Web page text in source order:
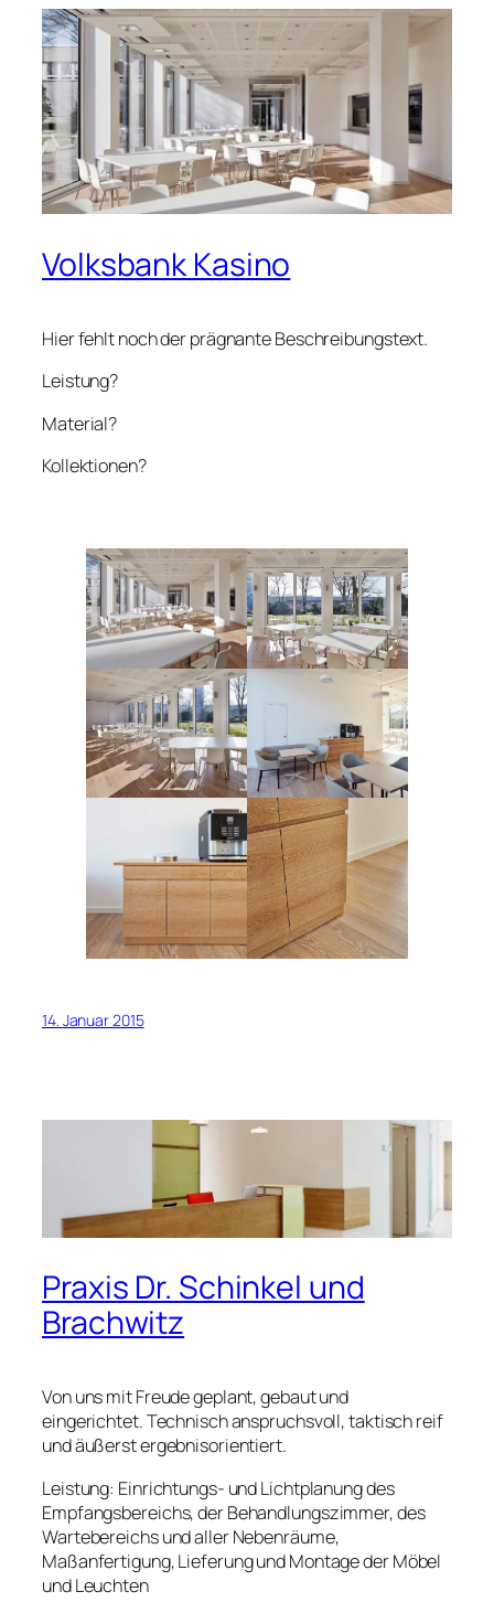
Volksbank Kasino
Hier fehlt noch der prägnante Beschreibungstext.
Leistung?
Material?
Kollektionen?
14. Januar 2015
Praxis Dr. Schinkel und
Brachwitz
Von uns mit Freude geplant, gebaut und
eingerichtet. Technisch anspruchsvoll, taktisch reif
und äußerst ergebnisorientiert.
Leistung: Einrichtungs- und Lichtplanung des
Empfangsbereichs, der Behandlungszimmer, des
Wartebereichs und aller Nebenräume,
Maßanfertigung, Lieferung und Montage der Möbel
und Leuchten